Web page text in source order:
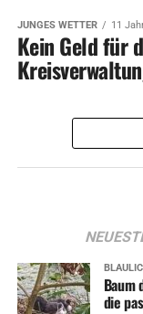
JUNGES WETTER 11
Kein Geld für
Baum
die